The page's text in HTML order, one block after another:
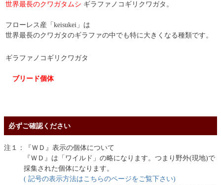
世界最長のクワガタムシ ギラファノコギリクワガタ。
フローレス産「keisukei」は
世界最長のクワガタのギラファの中でも特に大きくなる種類です。
ギラファノコギリクワガタ
ブリード個体
必ずご確認ください
注１：『ＷＤ』表示の個体について
『ＷＤ』は「ワイルド」の略になります。つまり野外(現地)で
採集された個体になります。
( 記号の表示方法はこちらのページをご覧下さい)